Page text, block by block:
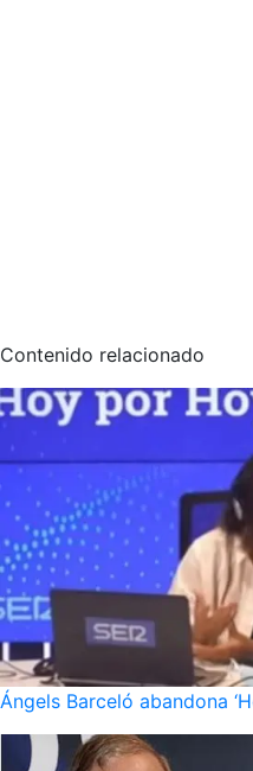
Contenido relacionado
Ángels Barceló abandona